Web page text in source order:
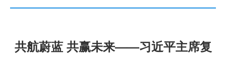
共航蔚蓝 共赢未来——习近平主席复